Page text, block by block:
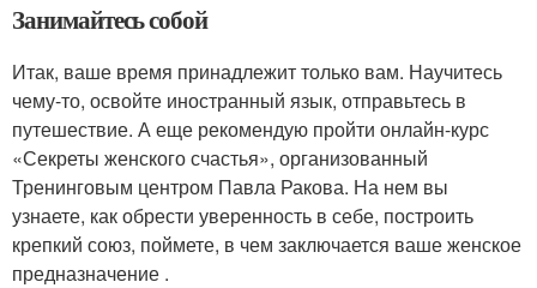
Занимайтесь собой
Итак, ваше время принадлежит только вам. Научитесь
чему-то, освойте иностранный язык, отправьтесь в
путешествие. А еще рекомендую пройти онлайн-курс
«Секреты женского счастья», организованный
Тренинговым центром Павла Ракова. На нем вы
узнаете, как обрести уверенность в себе, построить
крепкий союз, поймете, в чем заключается ваше женское
предназначение .